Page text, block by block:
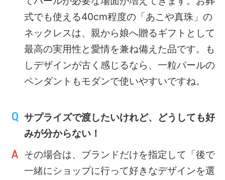
式でも使える40cm程度の「あこや真珠」の
ネックレスは、親から娘へ贈るギフトとして
最高の実用性と愛情を兼ね備えた品です。も
しデザインが古く感じるなら、一粒パールの
ペンダントもモダンで使いやすいですね。
サプライズで渡したいけれど、どうしても好
みが分からない！
その場合は、ブランドだけを指定して「後で
一緒にショップに行って好きなデザインを選